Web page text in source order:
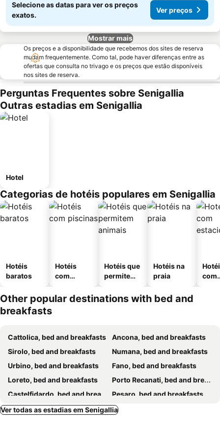
Selecione as datas para ver os preços
exatos.
Ver preços
Mostrar mais
Os preços e a disponibilidade que recebemos dos sites de reserva
mudam frequentemente. Como tal, pode haver diferenças entre as
ofertas que consulta no trivago e os preços que estão disponíveis
nos sites de reserva.
Perguntas Frequentes sobre Senigallia
Outras estadias em Senigallia
Hotel
Categorias de hotéis populares em Senigallia
Hotéis
baratos
Hotéis
com
Hotéis que
permitem
Hotéis na
praia
com
Other popular destinations with bed and
breakfasts
Cattolica, bed and breakfasts
Ancona, bed and breakfasts
Sirolo, bed and breakfasts
Numana, bed and breakfasts
Urbino, bed and breakfasts
Fano, bed and breakfasts
Loreto, bed and breakfasts
Porto Recanati, bed and breakfasts
Castelfidardo, bed and breakfasts
Pesaro, bed and breakfasts
Gabicce Mare, bed and breakfasts
Gradara, bed and breakfasts
Ver todas as estadias em Senigallia